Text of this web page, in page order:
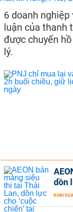
6 doanh
luận của thanh
được chuyển
lý.
dồn
KINH